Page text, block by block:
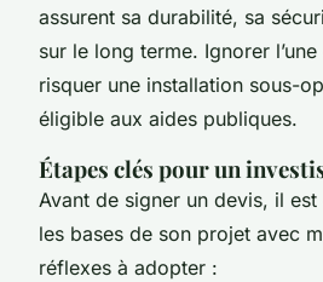
assurent sa durabilité, sa
sur le long terme. Ignorer
risquer une installation sous-
éligible aux aides publiques.
Étapes clés pour un
Avant de signer un devis, il
les bases de son projet avec
réflexes à adopter :